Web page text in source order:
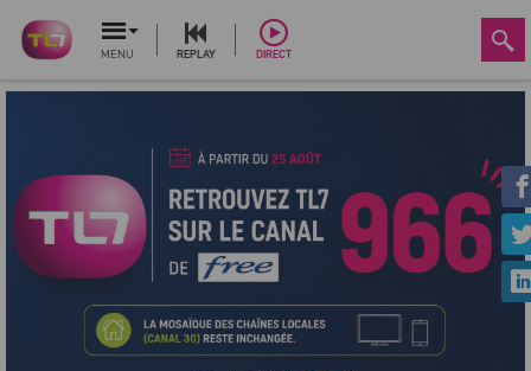
MENU REPLAY DIRECT